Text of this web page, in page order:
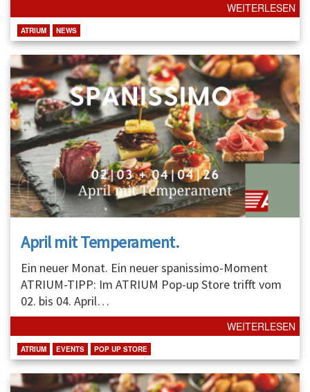
WEITERLESEN
ATRIUM NEWS
April mit Temperament.
Ein neuer Monat. Ein neuer spanissimo-Moment
ATRIUM-TIPP: Im ATRIUM Pop-up Store trifft vom
02. bis 04. April…
WEITERLESEN
ATRIUM EVENTS POP UP STORE